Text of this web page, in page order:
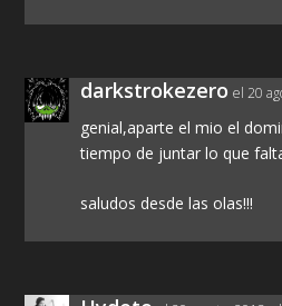
darkstrokezero el 20
genial,aparte el mio el
tiempo de juntar lo que
saludos desde las olas!!!